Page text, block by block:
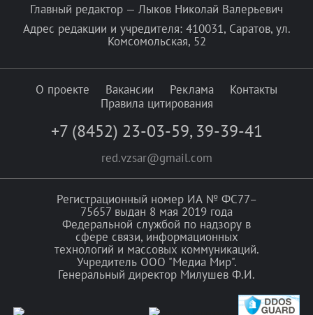
Главный редактор — Лыков Николай Валерьевич
Адрес редакции и учредителя: 410031, Саратов, ул.
Комсомольская, 52
О проекте Вакансии Реклама
Контакты
Правила цитирования
+7 (8452) 23-03-59, 39-39-41
red.vzsar@gmail.com
Регистрационный номер ИА № ФС77–
75657 выдан 8 мая 2019 года
Федеральной службой по надзору в
сфере связи, информационных
технологий и массовых коммуникаций.
Учредитель ООО "Медиа Мир".
Генеральный директор Милушев Ф.И.